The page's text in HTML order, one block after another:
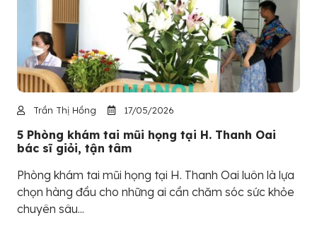
Trần Thị Hồng 17/05/2026
5 Phòng khám tai mũi họng tại H. Thanh Oai
bác sĩ giỏi, tận tâm
Phòng khám tai mũi họng tại H. Thanh Oai luôn là lựa
chọn hàng đầu cho những ai cần chăm sóc sức khỏe
chuyên sâu...